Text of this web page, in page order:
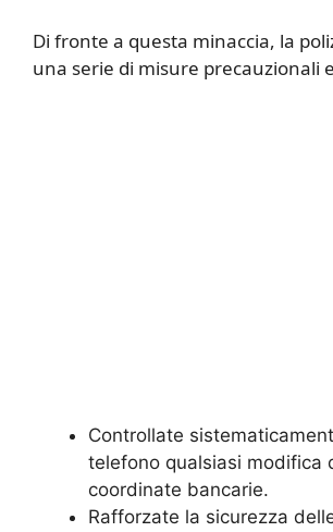
Di fronte a questa minaccia, la
una serie di misure precauzionali
Controllate
telefono qualsiasi modifica
coordinate bancarie.
Rafforzate la sicurezza